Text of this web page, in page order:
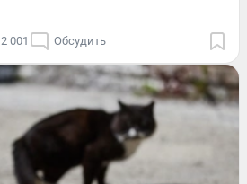
2 001 Обсудить